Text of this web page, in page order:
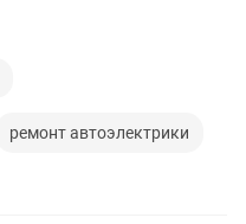
ремонт автоэлектрики